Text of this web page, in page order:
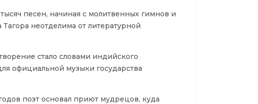
песен, начиная с молитвенных гимнов и
неотделима от литературной
стало словами индийского
официальной музыки государства
поэт основал приют мудрецов, куда